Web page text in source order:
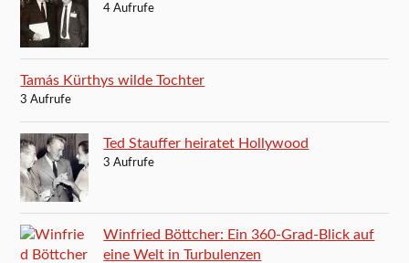
4 Aufrufe
Tamás Kürthys wilde Tochter
3 Aufrufe
Ted Stauffer heiratet Hollywood
3 Aufrufe
Winfried Böttcher: Ein 360-Grad-Blick auf
eine Welt in Turbulenzen